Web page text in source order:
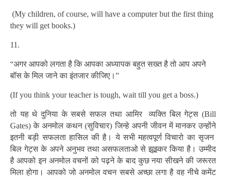
(My children, of course, will have a computer but the first thing
they will get books.)
11.
“अगर आपको लगता है कि आपका अध्यापक बहुत सख्त है तो आप अपने
बॉस के मिल जाने का इंतजार कीजिए।”
(If you think your teacher is tough, wait till you get a boss.)
तो यह थे दुनिया के सबसे सफल तथा आमिर व्यक्ति बिल गेट्स (Bill
Gates) के अनमोल कथन (सुविचार) जिन्हे अपनी जीवन में मानकर उन्होंने
इतनी बड़ी सफलता हासिल की है। ये सभी महत्वपूर्ण विचारो का सृजन
बिल गेट्स के अपने अनुभव तथा असफलताओ से झूझ्कर किया है। उम्मीद
है आपको इन अनमोल वचनों को पढ़ने के बाद कुछ नया सीखने की जरूरत
मिला होगा। आपको जो अनमोल वचन सबसे अच्छा लगा है वह नीचे कमेंट